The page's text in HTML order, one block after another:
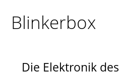
Blinkerbox
Die Elektronik